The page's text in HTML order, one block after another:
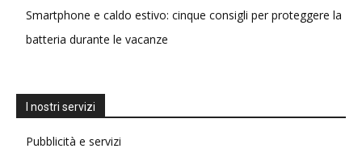
Smartphone e caldo estivo: cinque consigli per proteggere la
batteria durante le vacanze
I nostri servizi
Pubblicità e servizi